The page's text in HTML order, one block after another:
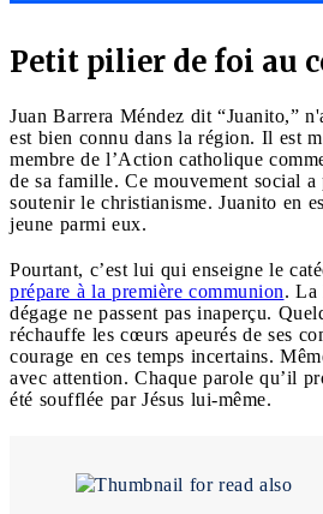
Petit pilier de foi au
Juan Barrera Méndez dit “Juanito,”
est bien connu dans la région. Il est
membre de l’Action catholique
de sa famille. Ce mouvement social a
soutenir le christianisme. Juanito en
jeune parmi eux.
Pourtant, c’est lui qui enseigne le
prépare à la première communion. La
dégage ne passent pas inaperçu.
réchauffe les cœurs apeurés de ses
courage en ces temps incertains.
avec attention. Chaque parole qu’il
été soufflée par Jésus lui-même.